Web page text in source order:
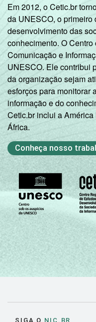
Em 2012, o Cetic.br
da UNESCO, o
desenvolvimento das
conhecimento. O
Comunicação e
UNESCO. Ele contribui
da organização sejam
esforços para monitorar
informação e do
Cetic.br inclui a
África.
Conheça nosso
SIGA O NIC.BR